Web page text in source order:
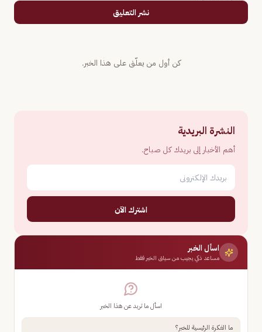
نشر التعليق
كن أول من يعلّق على هذا الخبر.
النشرة البريدية
أهم الأخبار إلى بريدك كل صباح.
اشترك الآن
اسأل الخبر
مساعد ذكي يجيب من سياق الخبر فقط
اسأل ما تريد عن هذا الخبر
ما الفكرة الرئيسية للخبر؟